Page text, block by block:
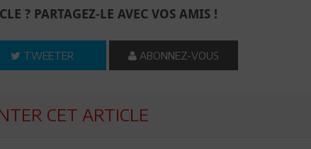
? PARTAGEZ-LE AVEC VOS AMIS !
TWEETER ABONNEZ-VOUS
CET ARTICLE